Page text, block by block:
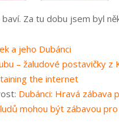
Za tu dobu jsem byl
a jeho Dubánci
– žaludové postavičky z
the internet
Dubánci: Hravá zábava
mohou být zábavou